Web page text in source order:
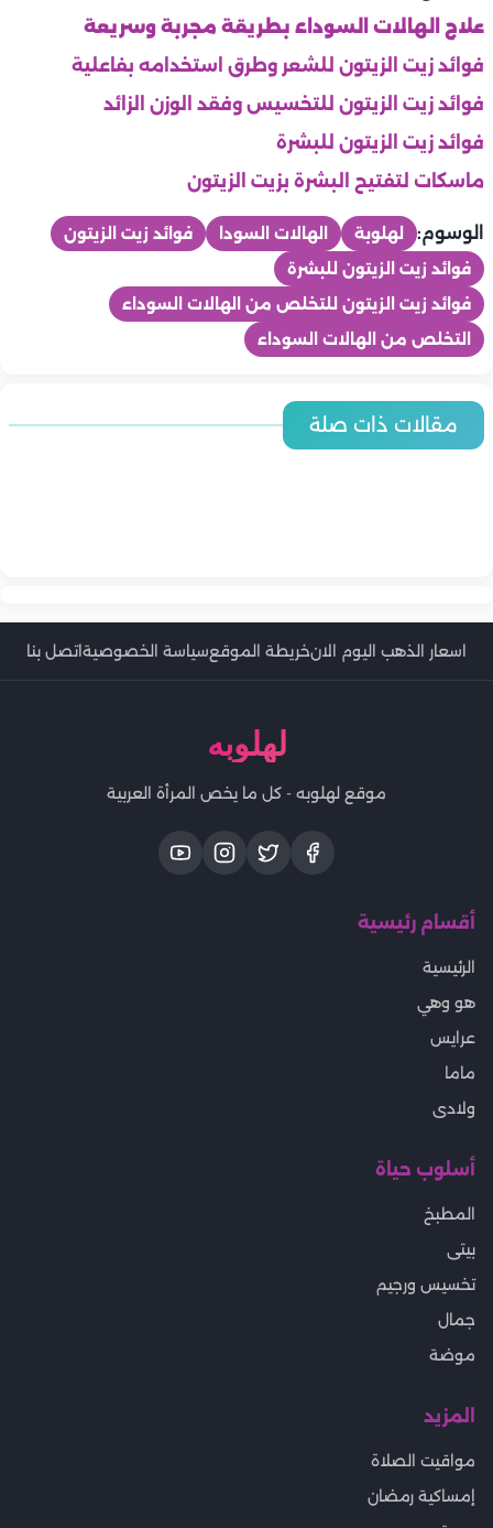
علاج الهالات السوداء بطريقة مجربة وسريعة
فوائد زيت الزيتون للشعر وطرق استخدامه بفاعلية
فوائد زيت الزيتون للتخسيس وفقد الوزن الزائد
فوائد زيت الزيتون للبشرة
ماسكات لتفتيح البشرة بزيت الزيتون
الوسوم: لهلوبة الهالات السودا
فوائد زيت الزيتون
فوائد زيت الزيتون للبشرة
فوائد زيت الزيتون للتخلص من الهالات السوداء
التخلص من الهالات السوداء
مقالات ذات صلة
جمال
6 عادات يومية لبشرة ناعمة ومشرقة خلال الصيف
جمال
جمال
جمال
اسعار الذهب اليوم الانخريطة الموقعسياسة الخصوصيةاتصل بنا
لهلوبه
موقع لهلوبه - كل ما يخص المرأة العربية
أقسام رئيسية
الرئيسية
هو وهي
عرايس
ماما
ولادى
أسلوب حياة
المطبخ
بيتى
تخسيس ورجيم
جمال
موضة
المزيد
مواقيت الصلاة
إمساكية رمضان